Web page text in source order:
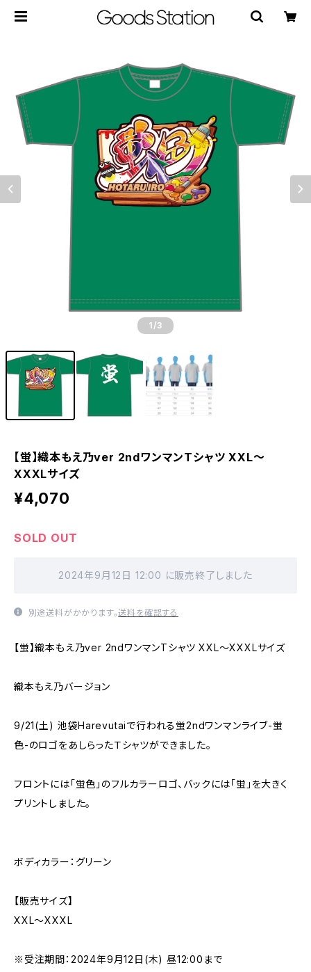
1 /3
【蛍】織本もえ乃ver 2ndワンマンTシャツ XXL〜
XXXLサイズ
¥4,070
SOLD OUT
2024年9月12日 12:00 に販売終了しました
別途送料がかかります。送料を確認する
【蛍】織本もえ乃ver 2ndワンマンTシャツ XXL〜XXXLサイズ
織本もえ乃バージョン
9/21(土) 池袋Harevutaiで行われる蛍2ndワンマンライブ-蛍
色-のロゴをあしらったＴシャツができました。
フロントには「蛍色」のフルカラーロゴ、バックには「蛍」を大きく
プリントしました。
ボディカラー：グリーン
【販売サイズ】
XXL〜XXXL
※受注期間：2024年9月12日(木) 昼12:00まで